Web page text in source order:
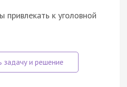
к уголовной